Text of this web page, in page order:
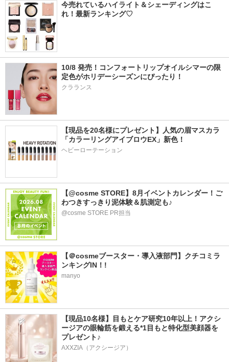
今売れているハイライト＆シェーディングはこ
れ！最新ランキング♡
10/8 発売！コンフォートリップオイルシマーの限
定色がホリデーシーズンにぴったり！
クラランス
【現品を20名様にプレゼント】人気の眉マスカラ
「カラーリングアイブロウEX」新色！
ヘビーローテーション
【@cosme STORE】8月イベントカレンダー！ご
わつきすっきり泥体験＆肌測定も♪
@cosme STORE PR担当
【＠cosmeブースター・導入液部門】クチコミラ
ンキングIN！!
manyo
【現品10名様】目もとケア研究10年以上！アクシ
ージアの眼輪筋を鍛える*1目もと特化型美顔器を
プレゼント♪
AXXZIA（アクシージア）